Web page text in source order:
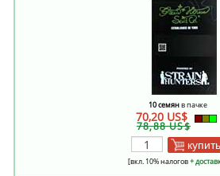
10 семянв пачке
70,20 US$
78,88 US$
купить
[вкл. 10% налогов+